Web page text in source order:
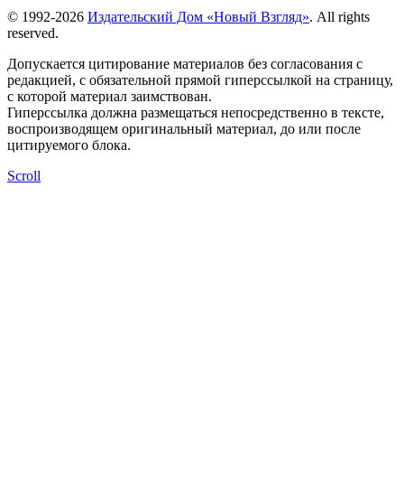
© 1992-2026 Издательский Дом «Новый Взгляд». All rights
reserved.
Допускается цитирование материалов без согласования с
редакцией, с обязательной прямой гиперссылкой на страницу,
с которой материал заимствован.
Гиперссылка должна размещаться непосредственно в тексте,
воспроизводящем оригинальный материал, до или после
цитируемого блока.
Scroll